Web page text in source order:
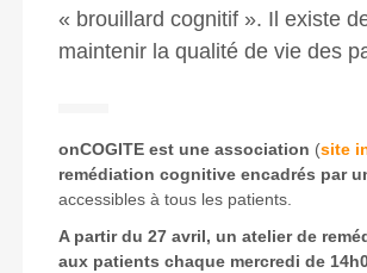
« brouillard cognitif ». Il existe
maintenir la qualité de vie des
onCOGITE est une association (site
remédiation cognitive encadrés par
accessibles à tous les patients.
A partir du 27 avril, un atelier de
aux patients chaque mercredi de